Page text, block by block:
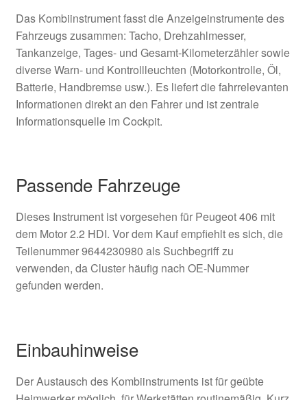
Das Kombiinstrument fasst die Anzeigeinstrumente des
Fahrzeugs zusammen: Tacho, Drehzahlmesser,
Tankanzeige, Tages- und Gesamt-Kilometerzähler sowie
diverse Warn- und Kontrollleuchten (Motorkontrolle, Öl,
Batterie, Handbremse usw.). Es liefert die fahrrelevanten
Informationen direkt an den Fahrer und ist zentrale
Informationsquelle im Cockpit.
Passende Fahrzeuge
Dieses Instrument ist vorgesehen für Peugeot 406 mit
dem Motor 2.2 HDI. Vor dem Kauf empfiehlt es sich, die
Teilenummer 9644230980 als Suchbegriff zu
verwenden, da Cluster häufig nach OE-Nummer
gefunden werden.
Einbauhinweise
Der Austausch des Kombiinstruments ist für geübte